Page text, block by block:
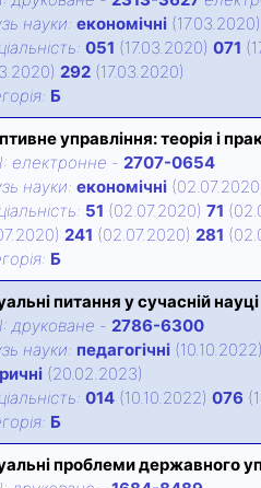
науки: економічні (17.03.2020)
051 (17.03.2020) 071
292 (17.03.2020)
Б
управління: теорія і
електронне - 2707-0654
науки: економічні
51 (02.07.2020) 71
241 (02.07.2020) 281
Б
питання у сучасній науці
друковане - 2786-6300
науки: педагогічні (10.10.2022)
(20.02.2023)
014 (10.10.2022) 076
Б
проблеми державного